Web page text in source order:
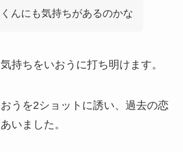
んにも気持ちがあるのかな
持ちをいおうに打ち明けます。
うを2ショットに誘い、過去の恋
いました。